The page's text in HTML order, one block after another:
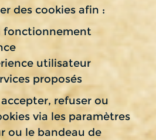
des cookies afin :
fonctionnement
utilisateur
proposés
refuser ou
via les paramètres
ou le bandeau de